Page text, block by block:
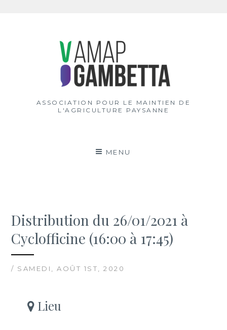
ASSOCIATION POUR LE MAINTIEN DE
L'AGRICULTURE PAYSANNE
MENU
Distribution du 26/01/2021 à
Cyclofficine (16:00 à 17:45)
/ SAMEDI, AOÛT 1ST, 2020
Lieu